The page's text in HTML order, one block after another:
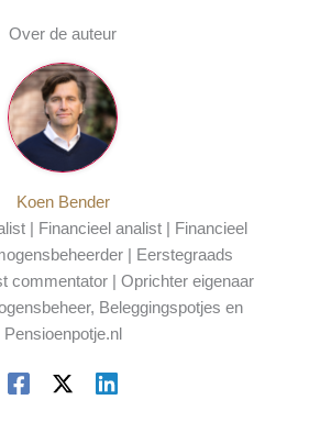
Over de auteur
Koen Bender
| Financieel analist | Financieel
| Eerstegraads
commentator | Oprichter eigenaar
Beleggingspotjes en
Pensioenpotje.nl